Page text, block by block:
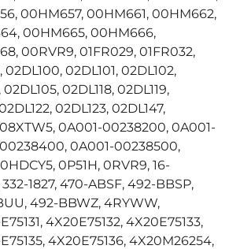
00HM657, 00HM661, 00HM662,
00HM665, 00HM666,
00RVR9, 01FR029, 01FR032,
02DL101, 02DL102,
02DL118, 02DL119,
02DL123, 02DL147,
0A001-00238200, 0A001-
0A001-00238500,
0P51H, 0RVR9, 16-
1827, 470-ABSF, 492-BBSP,
492-BBWZ, 4RYWW,
4X20E75132, 4X20E75133,
4X20E75136, 4X20M26254,